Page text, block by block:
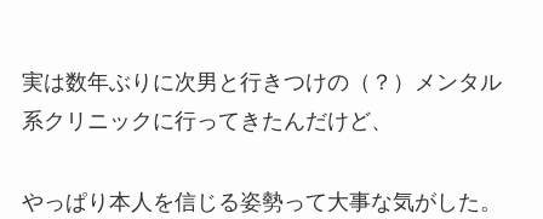
実は数年ぶりに次男と行きつけの（？）メンタル
系クリニックに行ってきたんだけど、
やっぱり本人を信じる姿勢って大事な気がした。